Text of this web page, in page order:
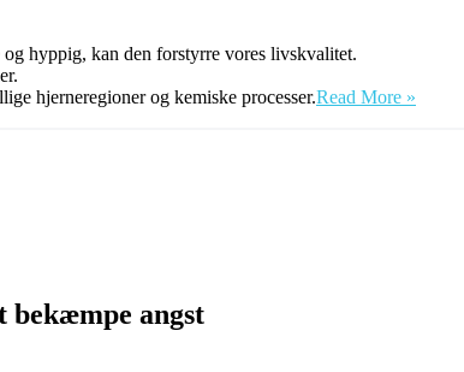
hyppig, kan den forstyrre vores livskvalitet.
hjerneregioner og kemiske processer.Read More »
bekæmpe angst